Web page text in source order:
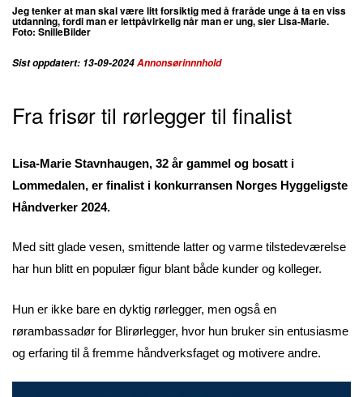
Jeg tenker at man skal være litt forsiktig med å fraråde unge å ta en viss
utdanning, fordi man er lettpåvirkelig når man er ung, sier Lisa-Marie.
Foto: SnilleBilder
Sist oppdatert: 13-09-2024Annonsørinnnhold
Fra frisør til rørlegger til finalist
Lisa-Marie Stavnhaugen, 32 år gammel og bosatt i
Lommedalen, er finalist i konkurransen Norges Hyggeligste
Håndverker 2024.
Med sitt glade vesen, smittende latter og varme tilstedeværelse
har hun blitt en populær figur blant både kunder og kolleger.
Hun er ikke bare en dyktig rørlegger, men også en
rørambassadør for Blirørlegger, hvor hun bruker sin entusiasme
og erfaring til å fremme håndverksfaget og motivere andre.